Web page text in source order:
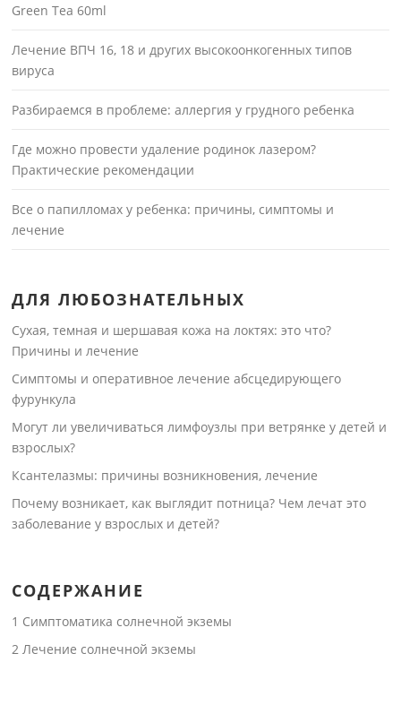
Green Tea 60ml
Лечение ВПЧ 16, 18 и других высокоонкогенных типов
вируса
Разбираемся в проблеме: аллергия у грудного ребенка
Где можно провести удаление родинок лазером?
Практические рекомендации
Все о папилломах у ребенка: причины, симптомы и
лечение
ДЛЯ ЛЮБОЗНАТЕЛЬНЫХ
Сухая, темная и шершавая кожа на локтях: это что?
Причины и лечение
Симптомы и оперативное лечение абсцедирующего
фурункула
Могут ли увеличиваться лимфоузлы при ветрянке у детей и
взрослых?
Ксантелазмы: причины возникновения, лечение
Почему возникает, как выглядит потница? Чем лечат это
заболевание у взрослых и детей?
СОДЕРЖАНИЕ
1 Симптоматика солнечной экземы
2 Лечение солнечной экземы